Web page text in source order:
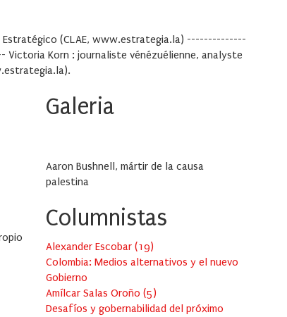
Estratégico (CLAE, www.estrategia.la) --------------
Korn : journaliste vénézuélienne, analyste
Galeria
Aaron Bushnell, mártir de la causa
palestina
Columnistas
Alexander Escobar (19)
Colombia: Medios alternativos y el nuevo
Gobierno
Amílcar Salas Oroño (5)
Desafíos y gobernabilidad del próximo